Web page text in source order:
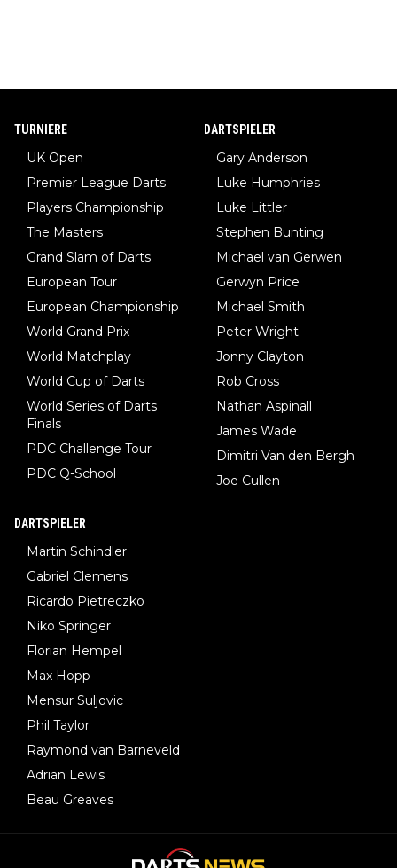
TURNIERE
UK Open
Premier League Darts
Players Championship
The Masters
Grand Slam of Darts
European Tour
European Championship
World Grand Prix
World Matchplay
World Cup of Darts
World Series of Darts
Finals
PDC Challenge Tour
PDC Q-School
DARTSPIELER
Gary Anderson
Luke Humphries
Luke Littler
Stephen Bunting
Michael van Gerwen
Gerwyn Price
Michael Smith
Peter Wright
Jonny Clayton
Rob Cross
Nathan Aspinall
James Wade
Dimitri Van den Bergh
Joe Cullen
DARTSPIELER
Martin Schindler
Gabriel Clemens
Ricardo Pietreczko
Niko Springer
Florian Hempel
Max Hopp
Mensur Suljovic
Phil Taylor
Raymond van Barneveld
Adrian Lewis
Beau Greaves